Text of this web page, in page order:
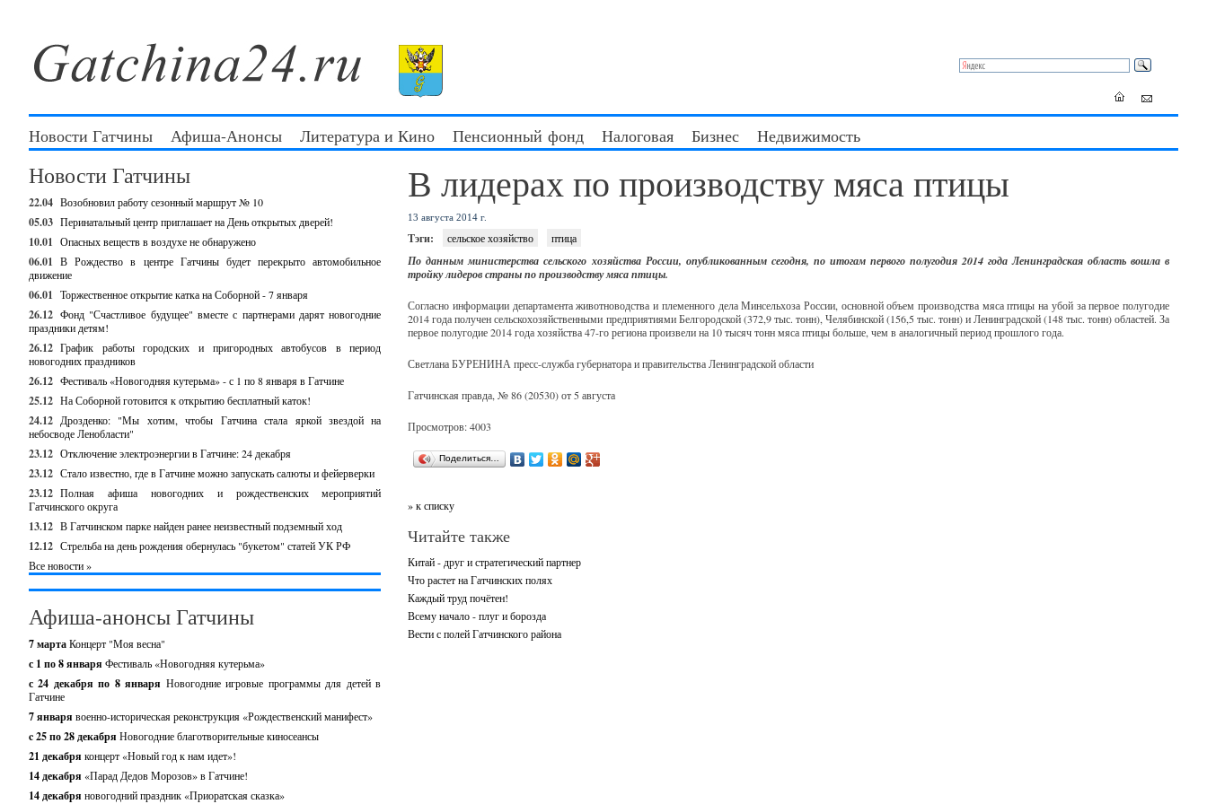
Новости Гатчины Афиша-Анонсы Литература и Кино Пенсионный фонд Налоговая Бизнес Недвижимость
Новости Гатчины
22.04 Возобновил работу сезонный маршрут № 10
05.03 Перинатальный центр приглашает на День открытых дверей!
10.01 Опасных веществ в воздухе не обнаружено
06.01 В Рождество в центре Гатчины будет перекрыто автомобильное
движение
06.01 Торжественное открытие катка на Соборной - 7 января
26.12 Фонд "Счастливое будущее" вместе с партнерами дарят новогодние
праздники детям!
26.12 График работы городских и пригородных автобусов в период
новогодних праздников
26.12 Фестиваль «Новогодняя кутерьма» - с 1 по 8 января в Гатчине
25.12 На Соборной готовится к открытию бесплатный каток!
24.12 Дрозденко: "Мы хотим, чтобы Гатчина стала яркой звездой на
небосводе Ленобласти"
23.12 Отключение электроэнергии в Гатчине: 24 декабря
23.12 Стало известно, где в Гатчине можно запускать салюты и фейерверки
23.12 Полная афиша новогодних и рождественских мероприятий
Гатчинского округа
13.12 В Гатчинском парке найден ранее неизвестный подземный ход
12.12 Стрельба на день рождения обернулась "букетом" статей УК РФ
Все новости »
Афиша-анонсы Гатчины
7 мартаКонцерт "Моя весна"
с 1 по 8 января Фестиваль «Новогодняя кутерьма»
с 24 декабря по 8 января Новогодние игровые программы для детей в
Гатчине
7 января военно-историческая реконструкция «Рождественский манифест»
c 25 по 28 декабря Новогодние благотворительные киносеансы
21 декабря концерт «Новый год к нам идет»!
14 декабря «Парад Дедов Морозов» в Гатчине!
14 декабря новогодний праздник «Приоратская сказка»
В лидерах по производству мяса птицы
13 августа 2014 г.
Тэги: сельское хозяйство птица
По данным министерства сельского хозяйства России, опубликованным сегодня, по итогам первого полугодия 2014 года Ленинградская область вошла в
тройку лидеров страны по производству мяса птицы.
Согласно информации департамента животноводства и племенного дела Минсельхоза России, основной объем производства мяса птицы на убой за первое полугодие
2014 года получен сельскохозяйственными предприятиями Белгородской (372,9 тыс. тонн), Челябинской (156,5 тыс. тонн) и Ленинградской (148 тыс. тонн) областей. За
первое полугодие 2014 года хозяйства 47-го региона произвели на 10 тысяч тонн мяса птицы больше, чем в аналогичный период прошлого года.
Светлана БУРЕНИНА пресс-служба губернатора и правительства Ленинградской области
Гатчинская правда, № 86 (20530) от 5 августа
Просмотров: 4003
Поделиться…
» к списку
Читайте также
Китай - друг и стратегический партнер
Что растет на Гатчинских полях
Каждый труд почётен!
Всему начало - плуг и борозда
Вести с полей Гатчинского района